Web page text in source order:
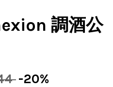
調酒公
-20%